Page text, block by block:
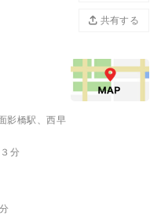
共有する
影橋駅、西早
分